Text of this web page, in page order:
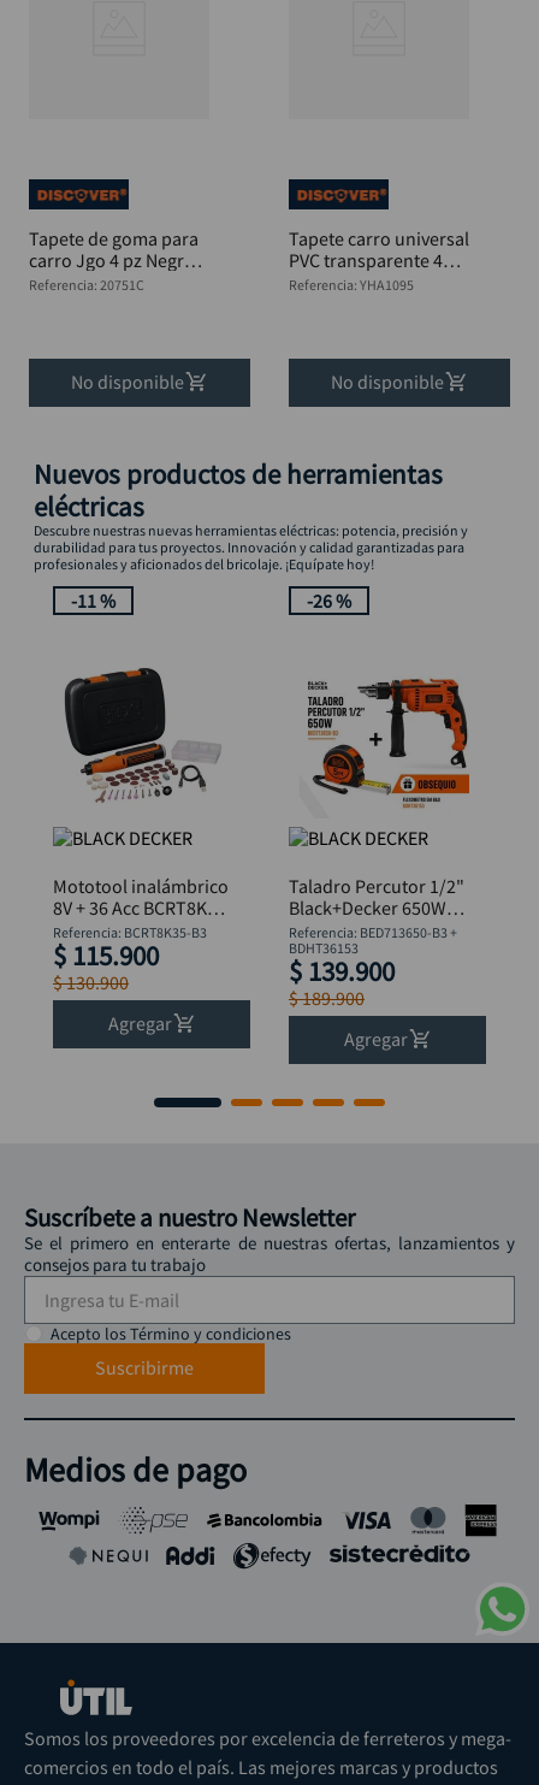
Tapete de goma para
carro Jgo 4 pz Negro
DISCOVER
Referencia: 20751C
No disponible
Tapete carro universal
PVC transparente 4
Unds DISCOVER
Referencia: YHA1095
No disponible
Nuevos productos de herramientas
eléctricas
Descubre nuestras nuevas herramientas eléctricas: potencia, precisión y
durabilidad para tus proyectos. Innovación y calidad garantizadas para
profesionales y aficionados del bricolaje. ¡Equípate hoy!
-11 %
Mototool inalámbrico
8V + 36 Acc BCRT8K35
B&D
Referencia: BCRT8K35-B3
$ 115.900
$130.900
Agregar
-26 %
Taladro Percutor 1/2"
Black+Decker 650W
BED713650-B3 +
Flexómetro
Referencia: BED713650-B3 +
BDHT36153
$ 139.900
$189.900
Agregar
Suscríbete a nuestro Newsletter
Se el primero en enterarte de nuestras ofertas, lanzamientos y
consejos para tu trabajo
Acepto los Término y condiciones
Suscribirme
Medios de pago
Somos los proveedores por excelencia de ferreteros y mega-
comercios en todo el país. Las mejores marcas y productos